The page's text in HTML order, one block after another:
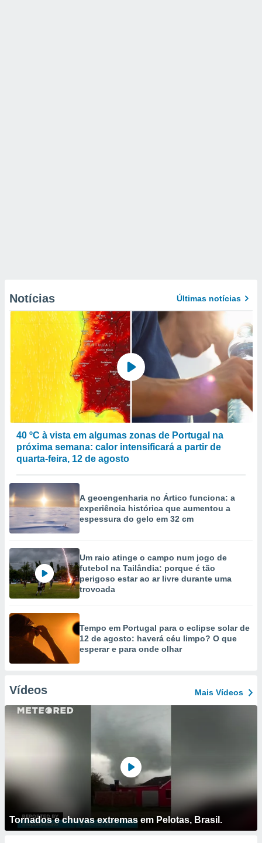
Notícias Últimas notícias
40 ºC à vista em algumas zonas de Portugal na
próxima semana: calor intensificará a partir de
quarta-feira, 12 de agosto
A geoengenharia no Ártico funciona: a
experiência histórica que aumentou a
espessura do gelo em 32 cm
Um raio atinge o campo num jogo de
futebol na Tailândia: porque é tão
perigoso estar ao ar livre durante uma
trovoada
Tempo em Portugal para o eclipse solar de
12 de agosto: haverá céu limpo? O que
esperar e para onde olhar
Vídeos Mais Vídeos
Tornados e chuvas extremas em Pelotas, Brasil.